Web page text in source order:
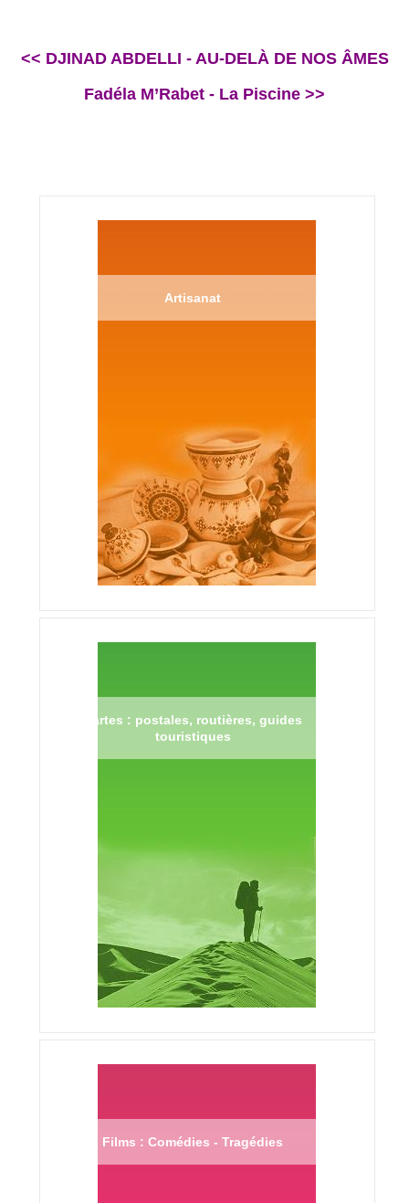
<< DJINAD ABDELLI - AU-DELÀ DE NOS ÂMES
Fadéla M’Rabet - La Piscine >>
Artisanat
Cartes : postales, routières, guides
touristiques
Films : Comédies - Tragédies